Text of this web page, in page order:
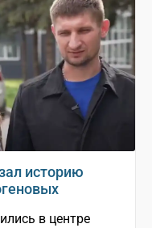
историю
в центре